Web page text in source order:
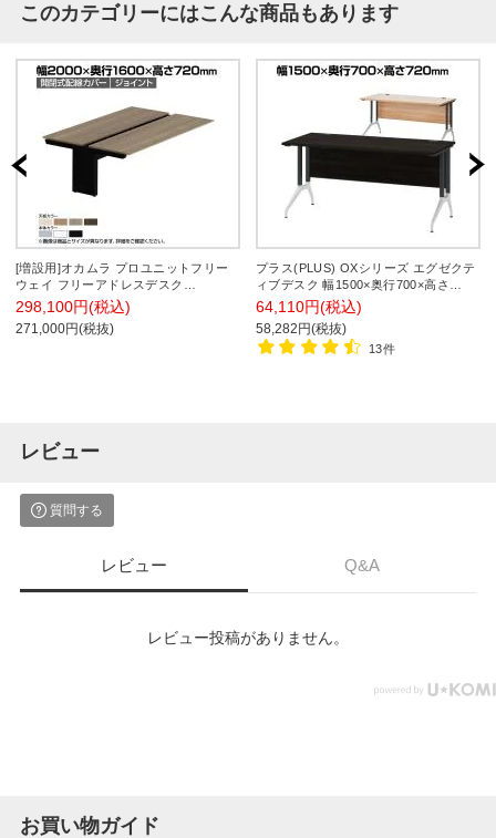
このカテゴリーにはこんな商品もあります
[増設用]オカムラ プロユニットフリー
ウェイ フリーアドレスデスク
DPC5QD 両面ジョイント パネル脚 配
線カバー開閉式 プライズウッド 幅
2000×奥行1600×高さ720mm
298,100円(税込)
271,000円(税抜)
プラス(PLUS) OXシリーズ エグゼクテ
ィブデスク 幅1500×奥行700×高さ
720mm 社長机 おしゃれ | PB-OX-157S
64,110円(税込)
58,282円(税抜)
13件
レビュー
質問する
レビュー Q&A
レビュー投稿がありません。
お買い物ガイド